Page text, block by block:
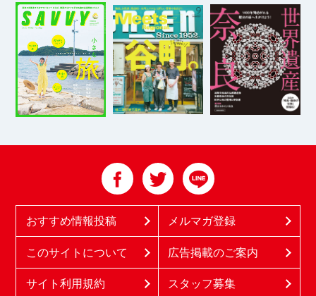
おすすめ情報投稿 メルマガ登録
このサイトについて 広告掲載のご案内
サイト利用規約 スタッフ募集